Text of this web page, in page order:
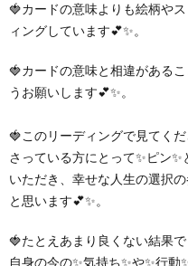
🍓カードの意味よりも絵柄や
ィングしています💕✨。
🍓カードの意味と相違がある
うお願いします💕✨。
🍓このリーディングで見てく
さっている方にとって✨ピン
いただき、幸せな人生の選択
と思います💕✨。
🍓たとえあまり良くない結果
自身の今の✨気持ち✨や✨行